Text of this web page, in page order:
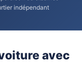
indépendant
avec